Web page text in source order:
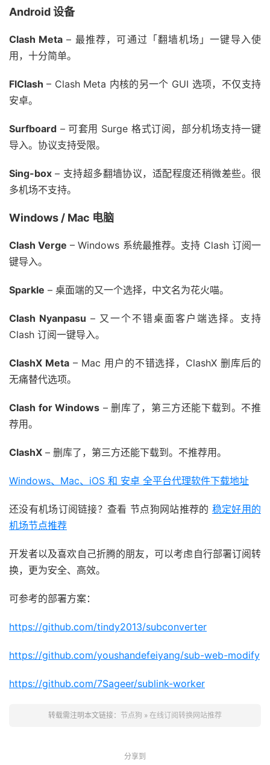
Android 设备
Clash Meta – 最推荐，可通过「翻墙机场」一键导入使
用，十分简单。
FlClash – Clash Meta 内核的另一个 GUI 选项，不仅支持
安卓。
Surfboard – 可套用 Surge 格式订阅，部分机场支持一键
导入。协议支持受限。
Sing-box – 支持超多翻墙协议，适配程度还稍微差些。很
多机场不支持。
Windows / Mac 电脑
Clash Verge – Windows 系统最推荐。支持 Clash 订阅一
键导入。
Sparkle – 桌面端的又一个选择，中文名为花火喵。
Clash Nyanpasu – 又一个不错桌面客户端选择。支持
Clash 订阅一键导入。
ClashX Meta– Mac 用户的不错选择，ClashX 删库后的
无痛替代选项。
Clash for Windows – 删库了，第三方还能下载到。不推
荐用。
ClashX – 删库了，第三方还能下载到。不推荐用。
Windows、Mac、iOS 和 安卓 全平台代理软件下载地址
还没有机场订阅链接？查看 节点狗网站推荐的 稳定好用的
机场节点推荐
开发者以及喜欢自己折腾的朋友，可以考虑自行部署订阅转
换，更为安全、高效。
可参考的部署方案：
https://github.com/tindy2013/subconverter
https://github.com/youshandefeiyang/sub-web-modify
https://github.com/7Sageer/sublink-worker
转载需注明本文链接： 节点狗 » 在线订阅转换网站推荐
分享到